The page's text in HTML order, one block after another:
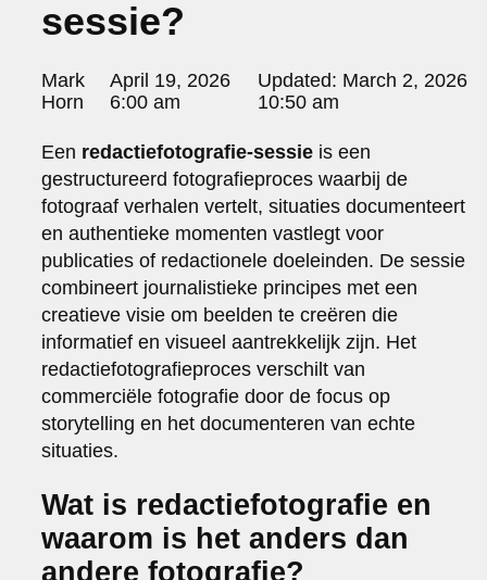
portraits 2
portraits 3
fd gazellen 2014
sanoma view 2014 – annual report
het zuiderlicht
thomas van luyn
various
parool christmas special
editorial
travel
commercial
fashion
contact
info@markhorn.nl
+31650600601
about
sessie?
Posted
by:
Mark
Horn
April 19, 2026
6:00 am
Updated: March 2, 2026
10:50 am
Een redactiefotografie-sessie is een
gestructureerd fotografieproces waarbij de
fotograaf verhalen vertelt, situaties documenteert
en authentieke momenten vastlegt voor
publicaties of redactionele doeleinden. De sessie
combineert journalistieke principes met een
creatieve visie om beelden te creëren die
informatief en visueel aantrekkelijk zijn. Het
redactiefotografieproces verschilt van
commerciële fotografie door de focus op
storytelling en het documenteren van echte
situaties.
Wat is redactiefotografie en
waarom is het anders dan
andere fotografie?